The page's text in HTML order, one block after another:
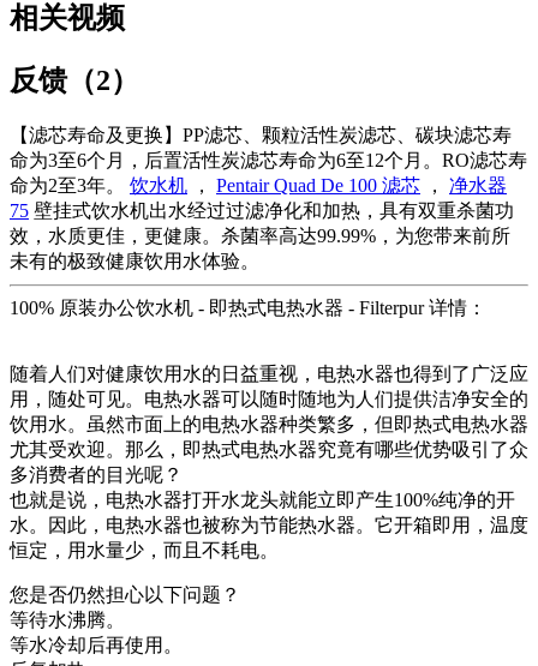
相关视频
反馈（2）
【滤芯寿命及更换】PP滤芯、颗粒活性炭滤芯、碳块滤芯寿
命为3至6个月，后置活性炭滤芯寿命为6至12个月。RO滤芯寿
命为2至3年。 饮水机 ， Pentair Quad De 100 滤芯 ， 净水器
75 壁挂式饮水机出水经过过滤净化和加热，具有双重杀菌功
效，水质更佳，更健康。杀菌率高达99.99%，为您带来前所
未有的极致健康饮用水体验。
100% 原装办公饮水机 - 即热式电热水器 - Filterpur 详情：
随着人们对健康饮用水的日益重视，电热水器也得到了广泛应
用，随处可见。电热水器可以随时随地为人们提供洁净安全的
饮用水。虽然市面上的电热水器种类繁多，但即热式电热水器
尤其受欢迎。那么，即热式电热水器究竟有哪些优势吸引了众
多消费者的目光呢？
也就是说，电热水器打开水龙头就能立即产生100%纯净的开
水。因此，电热水器也被称为节能热水器。它开箱即用，温度
恒定，用水量少，而且不耗电。
您是否仍然担心以下问题？
等待水沸腾。
等水冷却后再使用。